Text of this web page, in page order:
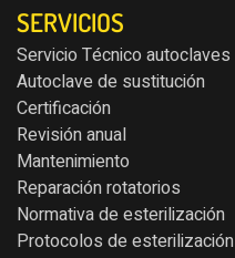
SERVICIOS
Servicio Técnico autoclaves
Autoclave de sustitución
Certificación
Revisión anual
Mantenimiento
Reparación rotatorios
Normativa de esterilización
Protocolos de esterilización